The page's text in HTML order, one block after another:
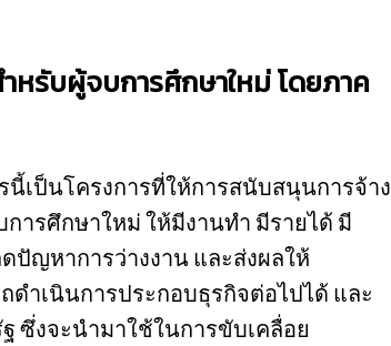
หรับผู้จบการศึกษาใหม่ โดยภาค
นี้เป็นโครงการที่ให้การสนับสนุนการจ้าง
ารศึกษาใหม่ ให้มีงานทำ มีรายได้ มี
ญหาการว่างงาน และส่งผลให้
ดำเนินการประกอบธุรกิจต่อไปได้ และ
ซึ่งจะนำมาใช้ในการขับเคลื่อย